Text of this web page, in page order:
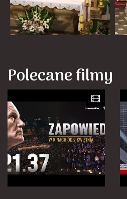
Polecane filmy